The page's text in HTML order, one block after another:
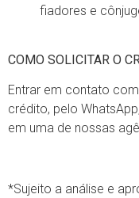
fiadores e
COMO SOLICITAR O
Entrar em contato
crédito, pelo
em uma de nossas
*Sujeito a análise e